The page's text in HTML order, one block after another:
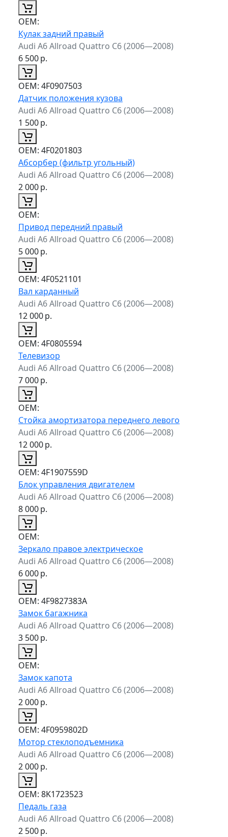
ОЕМ:
Кулак задний правый
Audi A6 Allroad Quattro C6 (2006—2008)
6 500р.
ОЕМ: 4F0907503
Датчик положения кузова
Audi A6 Allroad Quattro C6 (2006—2008)
1 500р.
ОЕМ: 4F0201803
Абсорбер (фильтр угольный)
Audi A6 Allroad Quattro C6 (2006—2008)
2 000р.
ОЕМ:
Привод передний правый
Audi A6 Allroad Quattro C6 (2006—2008)
5 000р.
ОЕМ: 4F0521101
Вал карданный
Audi A6 Allroad Quattro C6 (2006—2008)
12 000р.
ОЕМ: 4F0805594
Телевизор
Audi A6 Allroad Quattro C6 (2006—2008)
7 000р.
ОЕМ:
Стойка амортизатора переднего левого
Audi A6 Allroad Quattro C6 (2006—2008)
12 000р.
ОЕМ: 4F1907559D
Блок управления двигателем
Audi A6 Allroad Quattro C6 (2006—2008)
8 000р.
ОЕМ:
Зеркало правое электрическое
Audi A6 Allroad Quattro C6 (2006—2008)
6 000р.
ОЕМ: 4F9827383A
Замок багажника
Audi A6 Allroad Quattro C6 (2006—2008)
3 500р.
ОЕМ:
Замок капота
Audi A6 Allroad Quattro C6 (2006—2008)
2 000р.
ОЕМ: 4F0959802D
Мотор стеклоподъемника
Audi A6 Allroad Quattro C6 (2006—2008)
2 000р.
ОЕМ: 8K1723523
Педаль газа
Audi A6 Allroad Quattro C6 (2006—2008)
2 500р.